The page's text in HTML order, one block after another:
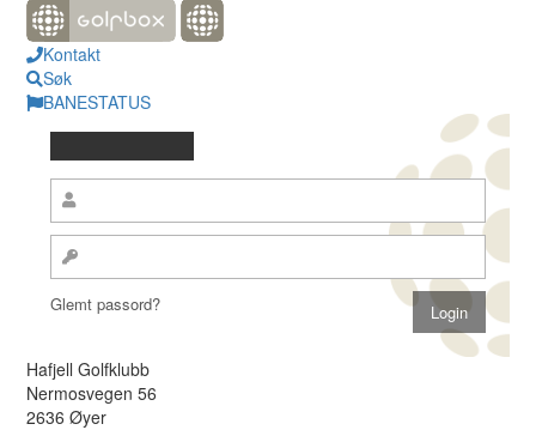
Kontakt
Søk
BANESTATUS
Glemt passord?
Hafjell Golfklubb
Nermosvegen 56
2636 Øyer